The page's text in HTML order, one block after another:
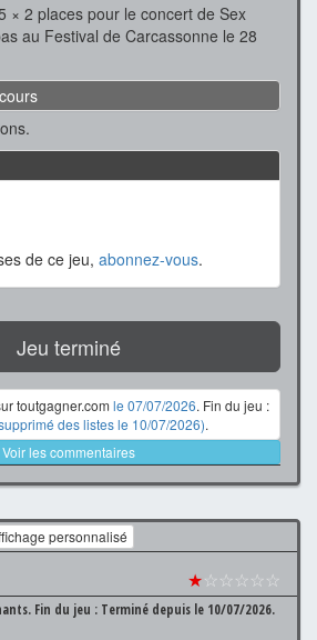
× 2 places pour le concert de Sex
au Festival de Carcassonne le 28
de ce jeu, abonnez-vous.
Jeu terminé
toutgagner.com le 07/07/2026. Fin du jeu :
des listes le 10/07/2026).
Voir les commentaires
personnalisé
★☆☆☆☆☆
Fin du jeu : Terminé depuis le 10/07/2026.